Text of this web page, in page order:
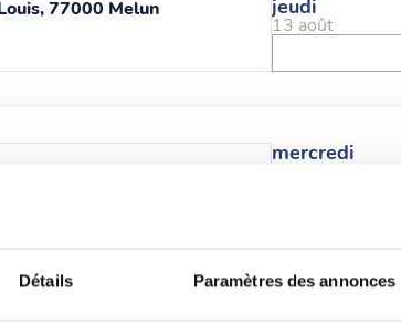
Détails Paramètres des annonces
77000 Melun jeudi
13 août
mercredi
26 août